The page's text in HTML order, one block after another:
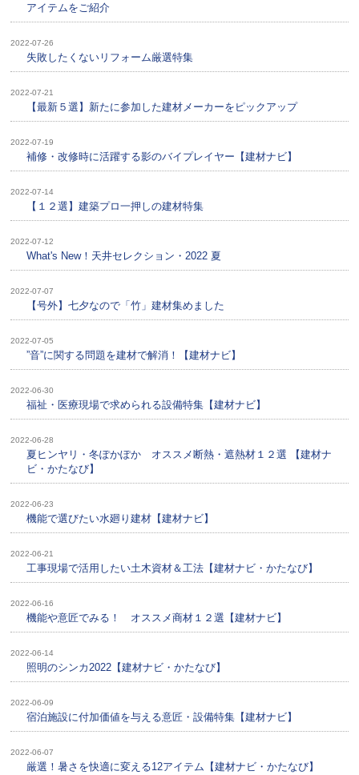
アイテムをご紹介
2022-07-26
失敗したくないリフォーム厳選特集
2022-07-21
【最新５選】新たに参加した建材メーカーをピックアップ
2022-07-19
補修・改修時に活躍する影のバイプレイヤー【建材ナビ】
2022-07-14
【１２選】建築プロ一押しの建材特集
2022-07-12
What's New！天井セレクション・2022 夏
2022-07-07
【号外】七夕なので「竹」建材集めました
2022-07-05
”音”に関する問題を建材で解消！【建材ナビ】
2022-06-30
福祉・医療現場で求められる設備特集【建材ナビ】
2022-06-28
夏ヒンヤリ・冬ぽかぽか オススメ断熱・遮熱材１２選 【建材ナ
ビ・かたなび】
2022-06-23
機能で選びたい水廻り建材【建材ナビ】
2022-06-21
工事現場で活用したい土木資材＆工法【建材ナビ・かたなび】
2022-06-16
機能や意匠でみる！ オススメ商材１２選【建材ナビ】
2022-06-14
照明のシンカ2022【建材ナビ・かたなび】
2022-06-09
宿泊施設に付加価値を与える意匠・設備特集【建材ナビ】
2022-06-07
厳選！暑さを快適に変える12アイテム【建材ナビ・かたなび】